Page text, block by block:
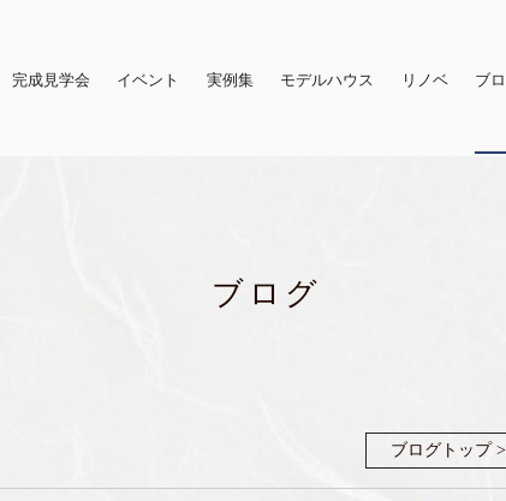
完成見学会 イベント 実例集 モデルハウス リノベ ブ
ブログ
ブログトップ >